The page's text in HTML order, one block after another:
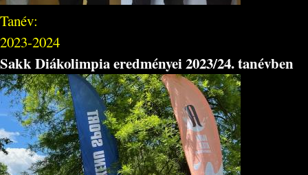
Tanév:
2023-2024
Sakk Diákolimpia eredményei 2023/24. tanévben